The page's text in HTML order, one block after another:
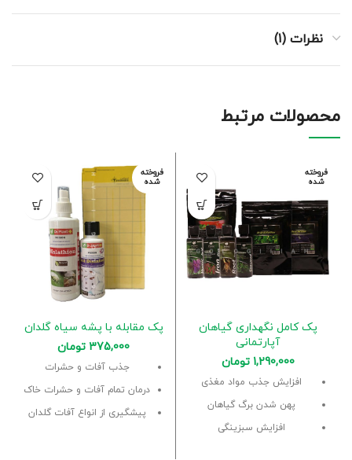
نظرات (1)
محصولات مرتبط
فروخته
شده
پک کامل نگهداری گیاهان
آپارتمانی
1,290,000 تومان
افزایش جذب مواد مغذی
پهن شدن برگ گیاهان
افزایش سبزینگی
فروخته
شده
پک مقابله با پشه سیاه گلدان
375,000 تومان
جذب آفات و حشرات
درمان تمام آفات و حشرات خاک
پیشگیری از انواع آفات گلدان